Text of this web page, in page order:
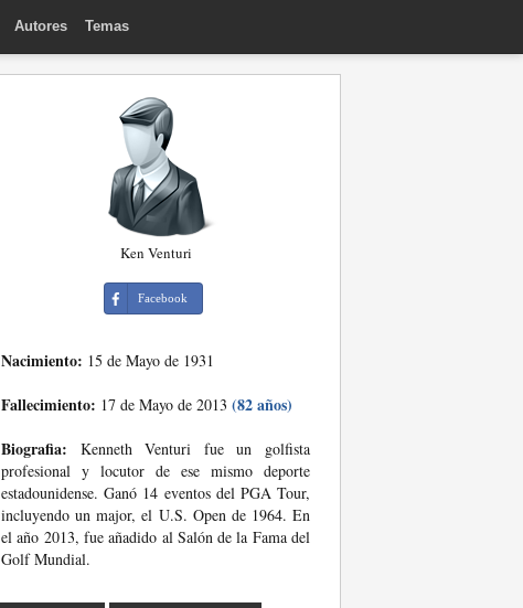
Autores Temas
Ken Venturi
Facebook
Nacimiento: 15 de Mayo de 1931
Fallecimiento: 17 de Mayo de 2013 (82 años)
Biografia: Kenneth Venturi fue un golfista
profesional y locutor de ese mismo deporte
estadounidense. Ganó 14 eventos del PGA Tour,
incluyendo un major, el U.S. Open de 1964. En
el año 2013, fue añadido al Salón de la Fama del
Golf Mundial.